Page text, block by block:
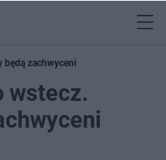
będą zachwyceni
wstecz.